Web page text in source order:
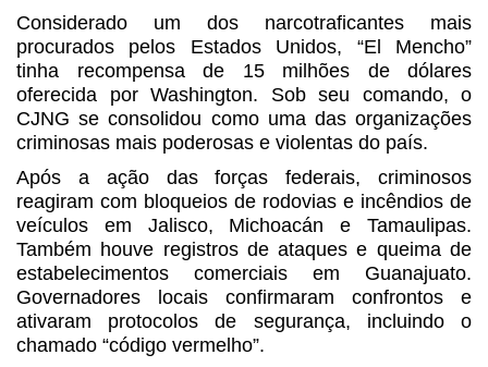
Considerado um dos narcotraficantes mais
procurados pelos Estados Unidos, “El Mencho”
tinha recompensa de 15 milhões de dólares
oferecida por Washington. Sob seu comando, o
CJNG se consolidou como uma das organizações
criminosas mais poderosas e violentas do país.
Após a ação das forças federais, criminosos
reagiram com bloqueios de rodovias e incêndios de
veículos em Jalisco, Michoacán e Tamaulipas.
Também houve registros de ataques e queima de
estabelecimentos comerciais em Guanajuato.
Governadores locais confirmaram confrontos e
ativaram protocolos de segurança, incluindo o
chamado “código vermelho”.